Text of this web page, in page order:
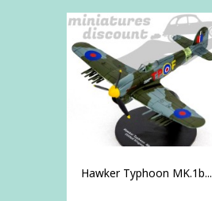
Hawker Typhoon MK.1b...